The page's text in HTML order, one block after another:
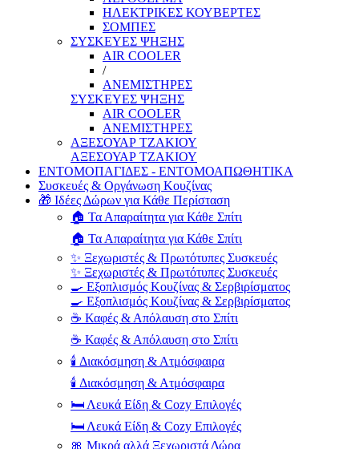
ΗΛΕΚΤΡΙΚΕΣ ΚΟΥΒΕΡΤΕΣ
ΣΟΜΠΕΣ
ΣΥΣΚΕΥΕΣ ΨΗΞΗΣ
AIR COOLER
/
ΑΝΕΜΙΣΤΗΡΕΣ
ΣΥΣΚΕΥΕΣ ΨΗΞΗΣ
AIR COOLER
ΑΝΕΜΙΣΤΗΡΕΣ
ΑΞΕΣΟΥΑΡ ΤΖΑΚΙΟΥ
ΑΞΕΣΟΥΑΡ ΤΖΑΚΙΟΥ
ΕΝΤΟΜΟΠΑΓΙΔΕΣ - ΕΝΤΟΜΟΑΠΩΘΗΤΙΚΑ
Συσκευές & Οργάνωση Κουζίνας
🎁 Ιδέες Δώρων για Κάθε Περίσταση
🏠 Τα Απαραίτητα για Κάθε Σπίτι
🏠 Τα Απαραίτητα για Κάθε Σπίτι
✨ Ξεχωριστές & Πρωτότυπες Συσκευές
✨ Ξεχωριστές & Πρωτότυπες Συσκευές
🍳 Εξοπλισμός Κουζίνας & Σερβιρίσματος
🍳 Εξοπλισμός Κουζίνας & Σερβιρίσματος
☕ Καφές & Απόλαυση στο Σπίτι
☕ Καφές & Απόλαυση στο Σπίτι
🕯️ Διακόσμηση & Ατμόσφαιρα
🕯️ Διακόσμηση & Ατμόσφαιρα
🛏️ Λευκά Είδη & Cozy Επιλογές
🛏️ Λευκά Είδη & Cozy Επιλογές
🎀 Μικρά αλλά Ξεχωριστά Δώρα